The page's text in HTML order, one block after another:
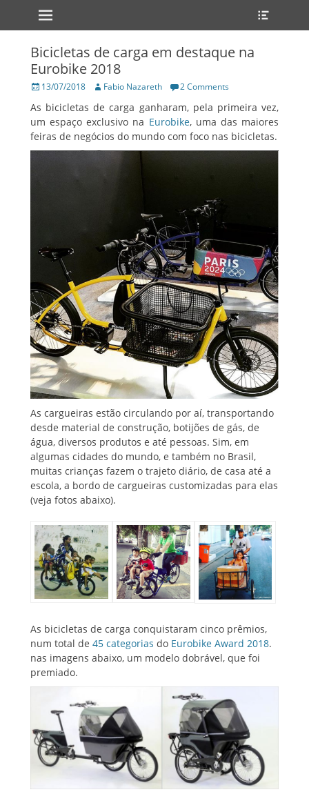
Primary Menu
Skip
Bicicletas de carga em destaque na
Eurobike 2018
Posted
13/07/2018 Author
Fabio Nazareth 2 Comments
As bicicletas de carga ganharam, pela primeira vez,
um espaço exclusivo na Eurobike, uma das maiores
feiras de negócios do mundo com foco nas bicicletas.
As cargueiras estão circulando por aí, transportando
desde material de construção, botijões de gás, de
água, diversos produtos e até pessoas. Sim, em
algumas cidades do mundo, e também no Brasil,
muitas crianças fazem o trajeto diário, de casa até a
escola, a bordo de cargueiras customizadas para elas
(veja fotos abaixo).
As bicicletas de carga conquistaram cinco prêmios,
num total de 45 categorias do Eurobike Award 2018.
nas imagens abaixo, um modelo dobrável, que foi
premiado.